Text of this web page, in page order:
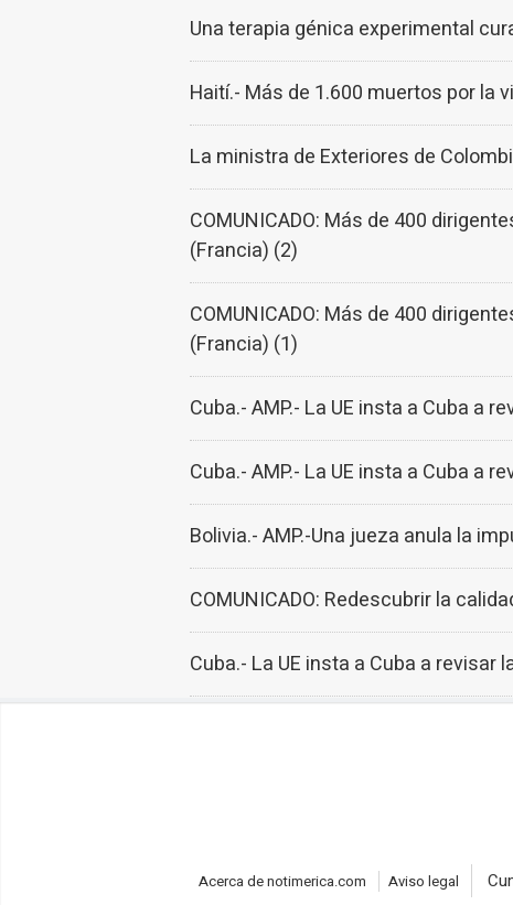
Una terapia génica experimental
Haití.- Más de 1.600 muertos por la
La ministra de Exteriores de
COMUNICADO: Más de 400
(Francia) (2)
COMUNICADO: Más de 400
(Francia) (1)
Cuba.- AMP.- La UE insta a Cuba a
Cuba.- AMP.- La UE insta a Cuba a
Bolivia.- AMP.-Una jueza anula la
COMUNICADO: Redescubrir la
Cuba.- La UE insta a Cuba a
Acerca de notimerica.com Aviso legal